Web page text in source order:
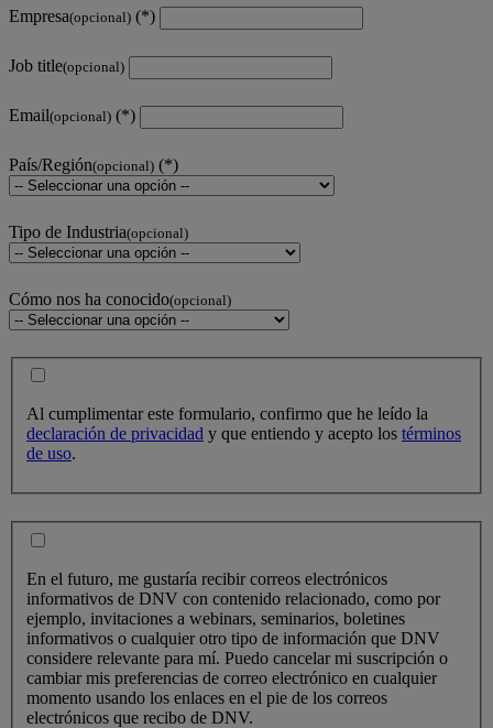
Empresa(opcional)
Job title(opcional)
Email(opcional)
País/Región(opcional)
Tipo de Industria(opcional)
Cómo nos ha conocido(opcional)
Al cumplimentar este formulario, confirmo que he leído la
declaración de privacidad y que entiendo y acepto los términos
de uso.
En el futuro, me gustaría recibir correos electrónicos
informativos de DNV con contenido relacionado, como por
ejemplo, invitaciones a webinars, seminarios, boletines
informativos o cualquier otro tipo de información que DNV
considere relevante para mí. Puedo cancelar mi suscripción o
cambiar mis preferencias de correo electrónico en cualquier
momento usando los enlaces en el pie de los correos
electrónicos que recibo de DNV.